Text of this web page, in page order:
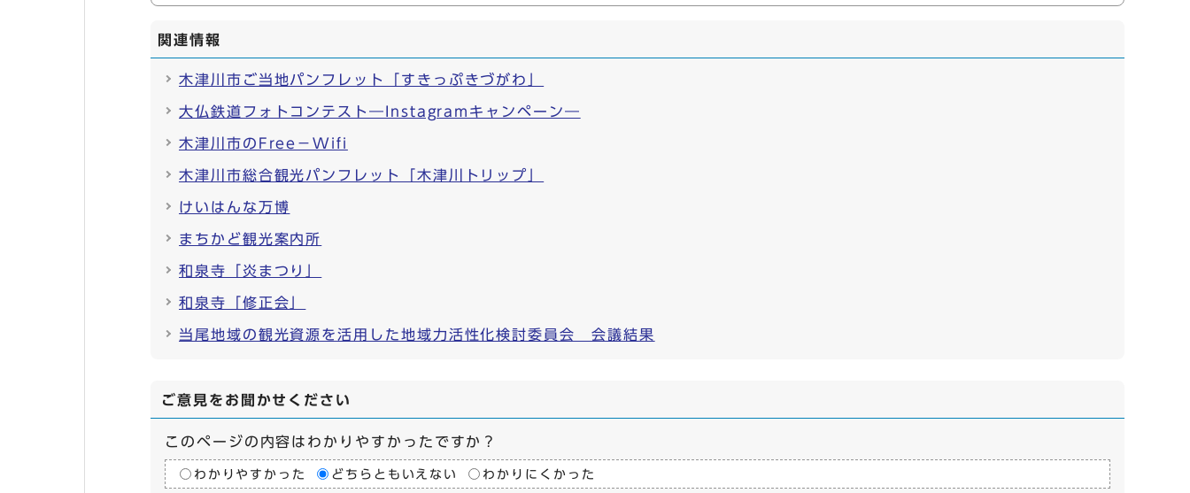
関連情報
木津川市ご当地パンフレット「すきっぷきづがわ」
大仏鉄道フォトコンテスト―Instagramキャンペーン―
木津川市のFree－Wifi
木津川市総合観光パンフレット「木津川トリップ」
けいはんな万博
まちかど観光案内所
和泉寺「炎まつり」
和泉寺「修正会」
当尾地域の観光資源を活用した地域力活性化検討委員会 会議結果
ご意見をお聞かせください
このページの内容はわかりやすかったですか？
わかりやすかった どちらともいえない わかりにくかった